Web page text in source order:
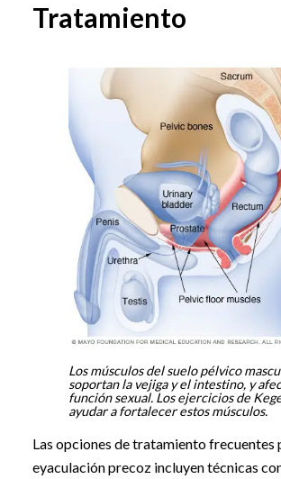
Tratamiento
Los músculos del suelo pélvico
soportan la vejiga y el intestino, y
función sexual. Los ejercicios de
ayudar a fortalecer estos músculos.
Las opciones de tratamiento frecuentes
eyaculación precoz incluyen técnicas